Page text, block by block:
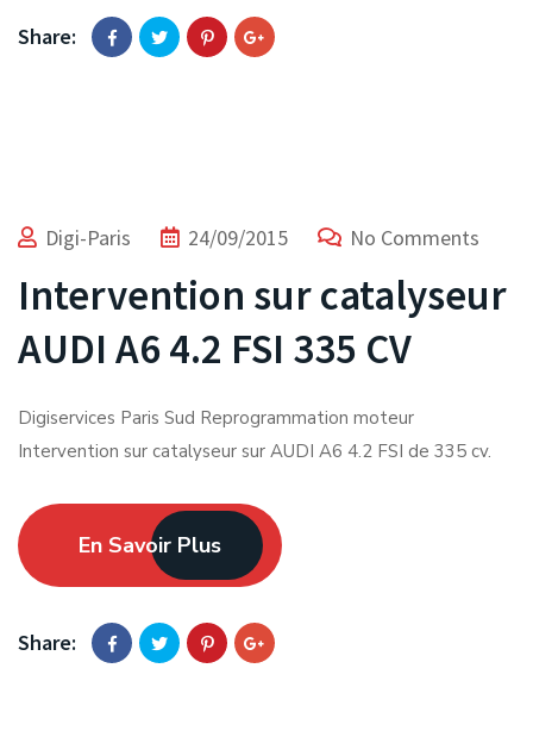
Share:
Digi-Paris 24/09/2015 No Comments
Intervention sur catalyseur
AUDI A6 4.2 FSI 335 CV
Digiservices Paris Sud Reprogrammation moteur
Intervention sur catalyseur sur AUDI A6 4.2 FSI de 335 cv.
En Savoir Plus
Share: